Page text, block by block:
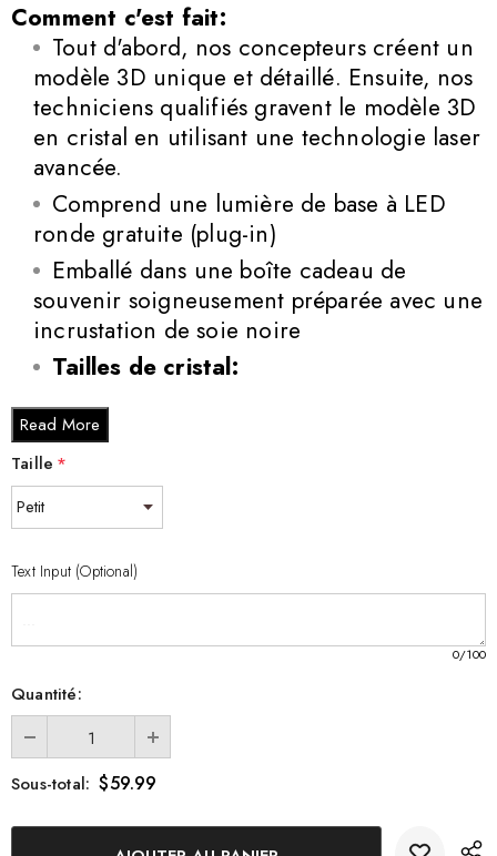
Comment c'est fait:
Tout d'abord, nos concepteurs créent un
modèle 3D unique et détaillé. Ensuite, nos
techniciens qualifiés gravent le modèle 3D
en cristal en utilisant une technologie laser
avancée.
Comprend une lumière de base à LED
ronde gratuite (plug-in)
Emballé dans une boîte cadeau de
souvenir soigneusement préparée avec une
incrustation de soie noire
Tailles de cristal:
Petit - 3 x 2 x 2 pouces petits (3 x 2 x 2
pouces)
3,5 x 3 pouces)
Grand - 3 x 5 x 2,5 pouces de grand (3
x 5 x 2,5 pouces)
Xl - 4 x 6 x 3 pouces xl (4 x 6 x 3
pouces)
Read More
Taille *
Text Input (Optional)
0/100
Quantité:
Sous-total: $59.99